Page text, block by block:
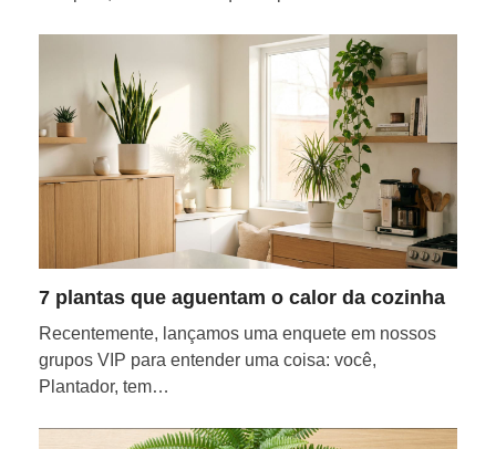
7 plantas que aguentam o calor da cozinha
Recentemente, lançamos uma enquete em nossos
grupos VIP para entender uma coisa: você,
Plantador, tem…